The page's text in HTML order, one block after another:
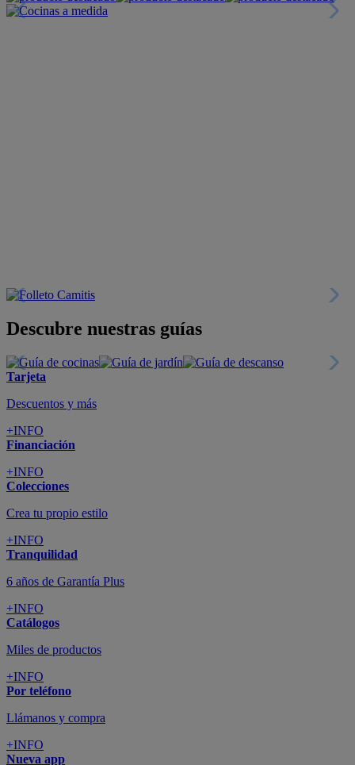
Descubre nuestras guías
Tarjeta
Descuentos y más
+INFO
Financiación
+INFO
Colecciones
Crea tu propio estilo
+INFO
Tranquilidad
6 años de Garantía Plus
+INFO
Catálogos
Miles de productos
+INFO
Por teléfono
Llámanos y compra
+INFO
Nueva app